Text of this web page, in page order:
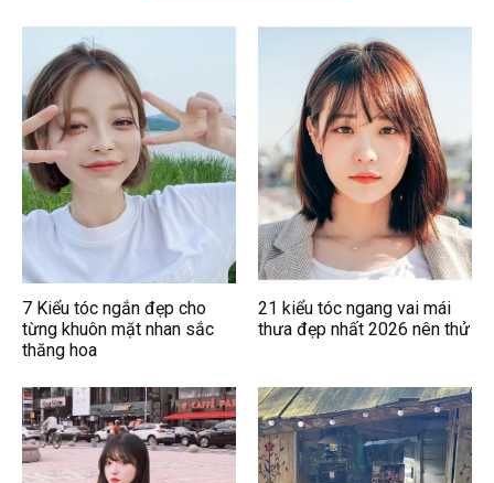
7 Kiểu tóc ngắn đẹp cho
từng khuôn mặt nhan sắc
thăng hoa
21 kiểu tóc ngang vai mái
thưa đẹp nhất 2026 nên thử